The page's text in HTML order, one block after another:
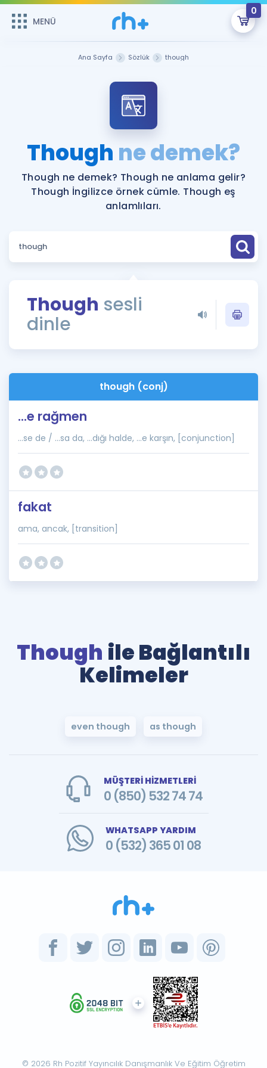
MENÜ
0
Şifremi Hatırlamıyorum
ÜYE DEĞİLİM
Sepetin Şu An Boş.
Remzi Hoca ile seni sınava hazırlayacak onlarca eğitim seni
bekliyor!
MENÜ
Katılımcı Görüşleri
Faydalı Araçlar
Sözlük
Rehberlik Aracı
ÖSYM Sınav Takvimi
İngilizce Gramer
Hakkımızda
Ana Sayfa Sözlük though
Though ne demek?
Though ne demek? Though ne anlama gelir?
Though İngilizce örnek cümle. Though eş
anlamlıları.
Though sesli
dinle
though (conj)
...e rağmen
...se de / ...sa da, ...dığı halde, ...e karşın, [conjunction]
fakat
ama, ancak, [transition]
Though ile Bağlantılı
Kelimeler
even though as though
MÜŞTERİ HİZMETLERİ
0 (850) 532 74 74
WHATSAPP YARDIM
0 (532) 365 01 08
© 2026 Rh Pozitif Yayıncılık Danışmanlık Ve Eğitim Öğretim